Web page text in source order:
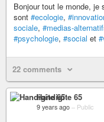
Bonjour tout le monde, je
sont #ecologie,
sociale, #medias-
#psychologie, #social et
22 comments
Handigîte 65
9 years ago – Public